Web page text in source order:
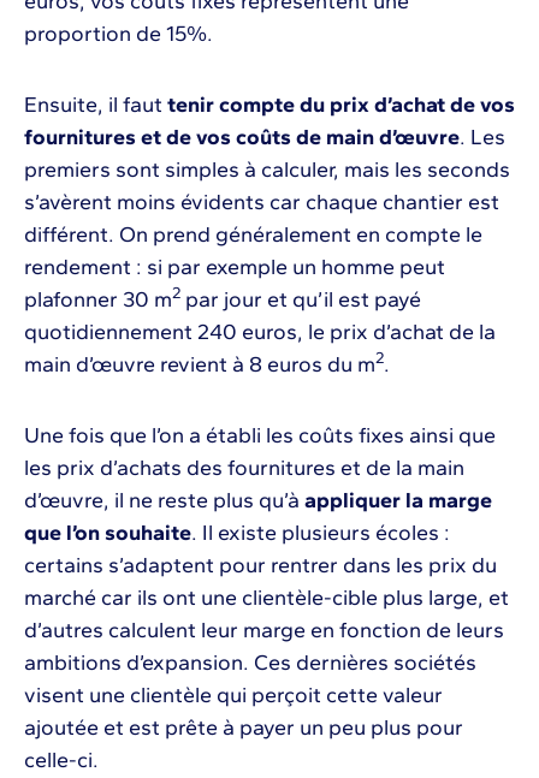
proportion de 15%.
Ensuite, il faut tenir compte du prix d’achat de vos
fournitures et de vos coûts de main d’œuvre. Les
premiers sont simples à calculer, mais les seconds
s’avèrent moins évidents car chaque chantier est
différent. On prend généralement en compte le
rendement : si par exemple un homme peut
plafonner 30 m2 par jour et qu’il est payé
quotidiennement 240 euros, le prix d’achat de la
main d’œuvre revient à 8 euros du m2.
Une fois que l’on a établi les coûts fixes ainsi que
les prix d’achats des fournitures et de la main
d’œuvre, il ne reste plus qu’à appliquer la marge
que l’on souhaite. Il existe plusieurs écoles :
certains s’adaptent pour rentrer dans les prix du
marché car ils ont une clientèle-cible plus large, et
d’autres calculent leur marge en fonction de leurs
ambitions d’expansion. Ces dernières sociétés
visent une clientèle qui perçoit cette valeur
ajoutée et est prête à payer un peu plus pour
celle-ci.